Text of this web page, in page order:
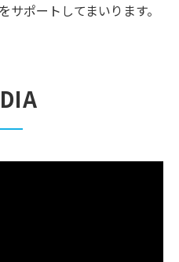
サポートしてまいります。